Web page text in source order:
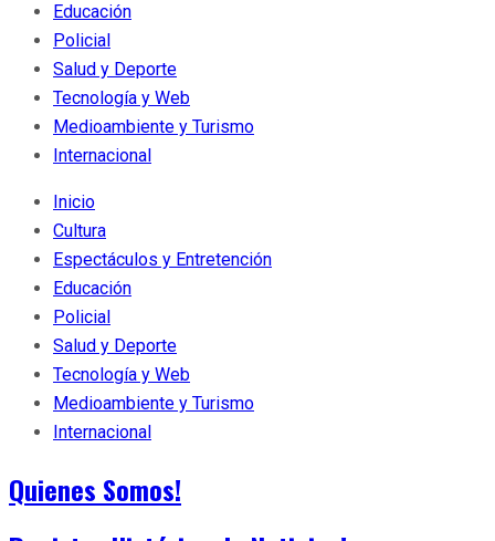
Educación
Policial
Salud y Deporte
Tecnología y Web
Medioambiente y Turismo
Internacional
Inicio
Cultura
Espectáculos y Entretención
Educación
Policial
Salud y Deporte
Tecnología y Web
Medioambiente y Turismo
Internacional
Quienes Somos!